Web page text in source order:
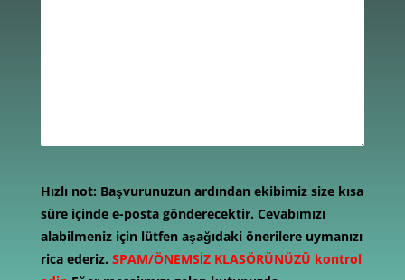
Hızlı not: Başvurunuzun ardından ekibimiz size kısa
süre içinde e-posta gönderecektir. Cevabımızı
alabilmeniz için lütfen aşağıdaki önerilere uymanızı
rica ederiz. SPAM/ÖNEMSİZ KLASÖRÜNÜZÜ kontrol